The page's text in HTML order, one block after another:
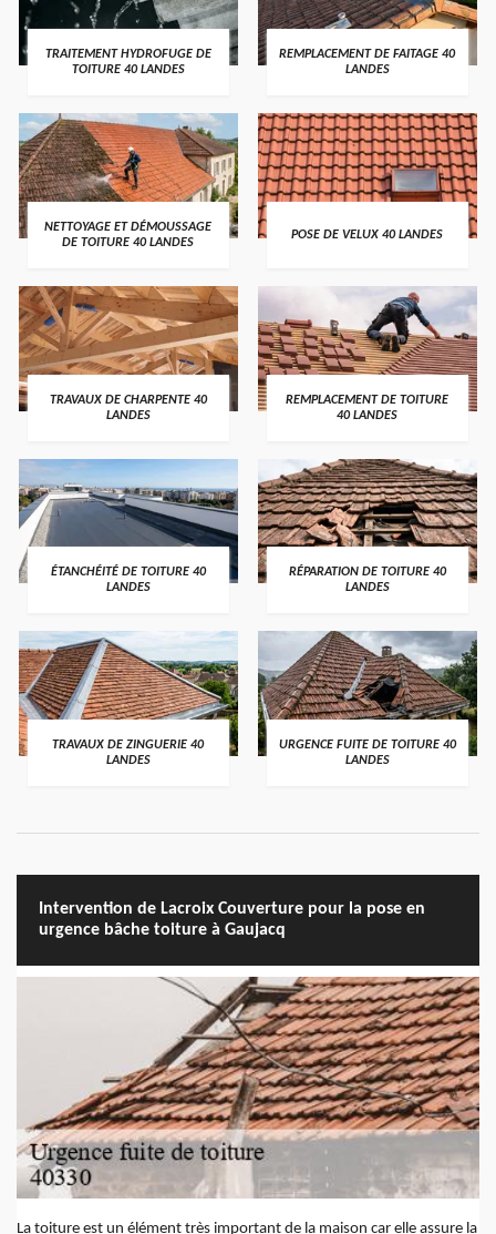
TRAITEMENT HYDROFUGE DE
TOITURE 40 LANDES
REMPLACEMENT DE FAITAGE 40
LANDES
NETTOYAGE ET DÉMOUSSAGE
DE TOITURE 40 LANDES
POSE DE VELUX 40 LANDES
TRAVAUX DE CHARPENTE 40
LANDES
REMPLACEMENT DE TOITURE
40 LANDES
ÉTANCHÉITÉ DE TOITURE 40
LANDES
RÉPARATION DE TOITURE 40
LANDES
TRAVAUX DE ZINGUERIE 40
LANDES
URGENCE FUITE DE TOITURE 40
LANDES
Intervention de Lacroix Couverture pour la pose en
urgence bâche toiture à Gaujacq
La toiture est un élément très important de la maison car elle assure la